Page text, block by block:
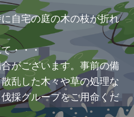
自宅の庭の木の枝が折れ
・・・
がございます。事前の備
乱した木々や草の処理な
採グループをご用命くだ